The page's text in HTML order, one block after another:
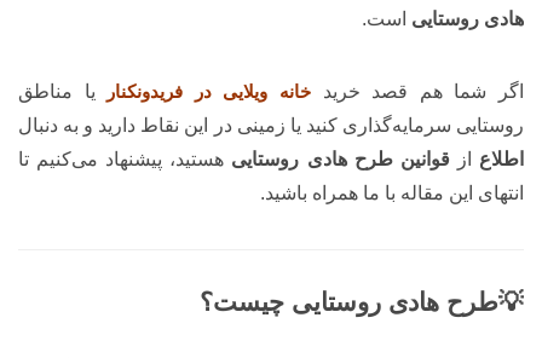
هادی روستایی است.
اگر شما هم قصد خرید خانه ویلایی در فریدونکنار
یا مناطق
روستایی سرمایه‌گذاری کنید یا زمینی در این نقاط دارید و به دنبال
اطلاع از قوانین طرح هادی روستایی هستید، پیشنهاد می‌کنیم تا
انتهای این مقاله با ما همراه باشید.
💡طرح هادی روستایی چیست؟